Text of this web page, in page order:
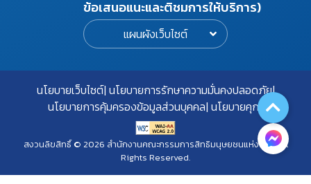
ข้อเสนอแนะและติชมการให้บริการ)
แผนผังเว็บไซต์
นโยบายเว็บไซต์ นโยบายการรักษาความมั่นคงปลอดภัย
นโยบายการคุ้มครองข้อมูลส่วนบุคคล นโยบายคุกกี้
สงวนลิขสิทธิ์ © 2026 สำนักงานคณะกรรมการสิทธิมนุษยชนแห่งชาติ. All
Rights Reserved.